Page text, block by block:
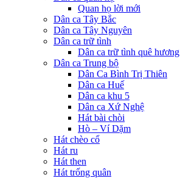
Quan họ lời mới
Dân ca Tây Bắc
Dân ca Tây Nguyên
Dân ca trữ tình
Dân ca trữ tình quê hương
Dân ca Trung bộ
Dân Ca Bình Trị Thiên
Dân ca Huế
Dân ca khu 5
Dân ca Xứ Nghệ
Hát bài chòi
Hò – Ví Dặm
Hát chèo cổ
Hát ru
Hát then
Hát trống quân